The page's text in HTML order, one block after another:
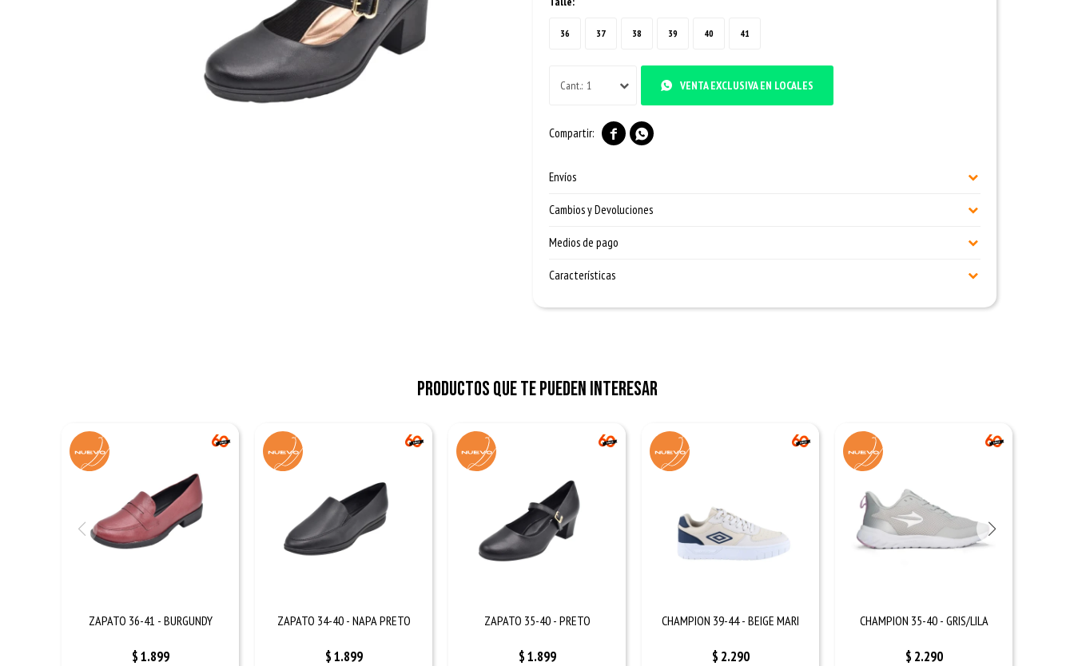
36 37 38 39 40 41
1 VENTA EXCLUSIVA EN LOCALES
 
Envíos
Cambios y Devoluciones
Medios de pago
Características
Productos que te pueden interesar
ZAPATO 36-41 - BURGUNDY
$1.899
ZAPATO 34-40 - NAPA PRETO
$1.899
ZAPATO 35-40 - PRETO
$1.899
CHAMPION 39-44 - BEIGE MARI
$ 2.290
CHAMPION 35-40 - GRIS/LILA
$ 2.290